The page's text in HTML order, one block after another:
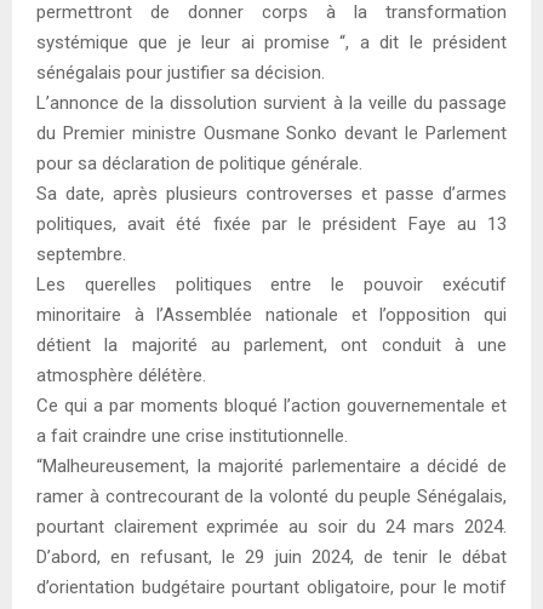
permettront de donner corps à la transformation
systémique que je leur ai promise “, a dit le président
sénégalais pour justifier sa décision.
L’annonce de la dissolution survient à la veille du passage
du Premier ministre Ousmane Sonko devant le Parlement
pour sa déclaration de politique générale.
Sa date, après plusieurs controverses et passe d’armes
politiques, avait été fixée par le président Faye au 13
septembre.
Les querelles politiques entre le pouvoir exécutif
minoritaire à l’Assemblée nationale et l’opposition qui
détient la majorité au parlement, ont conduit à une
atmosphère délétère.
Ce qui a par moments bloqué l’action gouvernementale et
a fait craindre une crise institutionnelle.
“Malheureusement, la majorité parlementaire a décidé de
ramer à contrecourant de la volonté du peuple Sénégalais,
pourtant clairement exprimée au soir du 24 mars 2024.
D’abord, en refusant, le 29 juin 2024, de tenir le débat
d’orientation budgétaire pourtant obligatoire, pour le motif